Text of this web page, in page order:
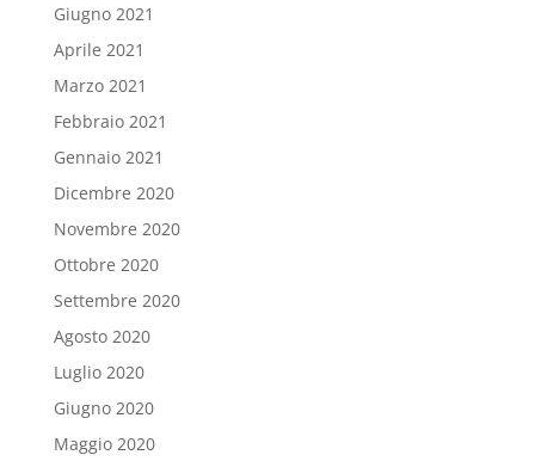
Giugno 2021
Aprile 2021
Marzo 2021
Febbraio 2021
Gennaio 2021
Dicembre 2020
Novembre 2020
Ottobre 2020
Settembre 2020
Agosto 2020
Luglio 2020
Giugno 2020
Maggio 2020